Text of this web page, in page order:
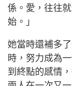
係。愛，往往
始。」
她當時還補多
時，努力成為
到終點的感情